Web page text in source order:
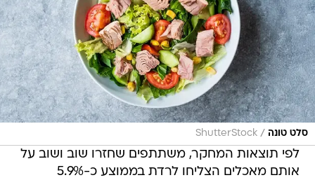
סלט טונה /
ShutterStock
לפי תוצאות המחקר, משתתפים שחזרו שוב ושוב על
אותם מאכלים הצליחו לרדת בממוצע כ-5.9%